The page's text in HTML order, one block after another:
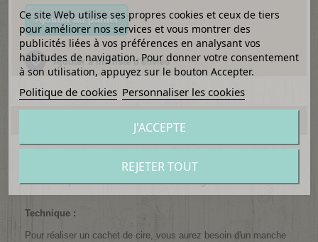
Ajouter au panier
Ajouter à ma liste d'envies
possible, grâce aux design modernes et aux couleurs de cire
tendance que vous retrouverez dans notre gamme !
Technique :
Pour réaliser un cachet de cire, vous aurez besoin d'un manche
Ce site Web utilise ses propres cookies et ceux de tiers
pour améliorer nos services et vous montrer des
publicités liées à vos préférences en analysant vos
habitudes de navigation. Pour donner votre consentement
à son utilisation, appuyez sur le bouton Accepter.
Politique de cookies Personnaliser les cookies
REJETER TOUT
J'ACCEPTE